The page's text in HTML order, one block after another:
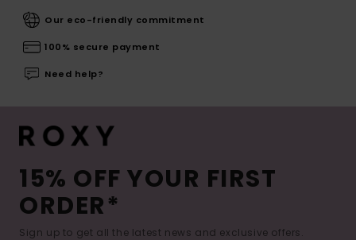
Our eco-friendly commitment
100% secure payment
Need help?
15% OFF YOUR FIRST
ORDER*
Sign up to get all the latest news and exclusive offers.